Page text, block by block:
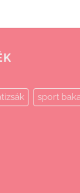
sport